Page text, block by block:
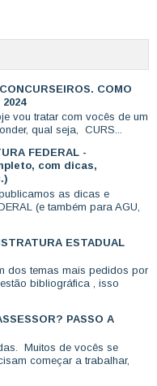
COMO
vou tratar com vocês de um
qual seja, CURS...
FEDERAL -
com dicas,
as dicas e
(e também para AGU,
ESTADUAL
dos temas mais pedidos por
bibliográfica , isso
PASSO A
Muitos de vocês se
começar a trabalhar,